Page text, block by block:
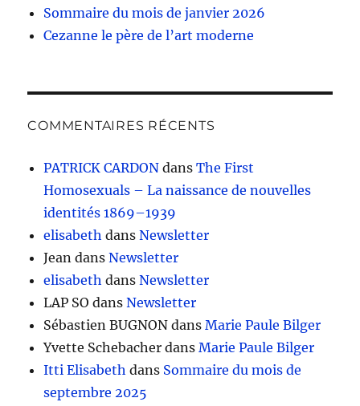
Sommaire du mois de janvier 2026
Cezanne le père de l’art moderne
COMMENTAIRES RÉCENTS
PATRICK CARDON dansThe First
Homosexuals – La naissance de nouvelles
identités 1869–1939
elisabeth dansNewsletter
Jean dansNewsletter
elisabeth dansNewsletter
LAP SO dansNewsletter
Sébastien BUGNON dansMarie Paule Bilger
Yvette Schebacher dansMarie Paule Bilger
Itti Elisabeth dans Sommaire du mois de
septembre 2025